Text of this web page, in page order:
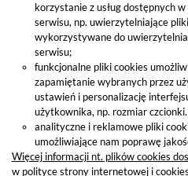
Polityka prywatności
©
korzystanie z usług dostępnych
serwisu, np. uwierzytelniające
wykorzystywane do
serwisu;
funkcjonalne pliki cookies
zapamiętanie wybranych przez
ustawień i personalizację
użytkownika, np. rozmiar czcionki.
analityczne i reklamowe pliki
umożliwiające nam poprawę
Więcej informacji nt. plików cookies
w polityce strony internetowej i